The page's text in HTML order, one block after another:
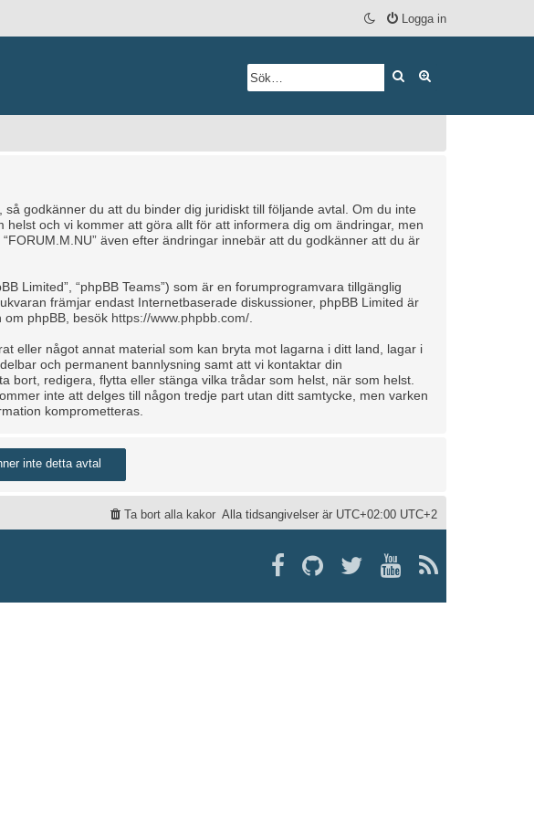
Logga in
Sök
så godkänner du att du binder dig juridiskt till följande avtal. Om du inte
och vi kommer att göra allt för att informera dig om ändringar, men
även efter ändringar innebär att du godkänner att du är
Limited”, “phpBB Teams”) som är en forumprogramvara tillgänglig
främjar endast Internetbaserade diskussioner, phpBB Limited är
om phpBB, besök https://www.phpbb.com/
eller något annat material som kan bryta mot lagarna i ditt land, lagar i
och permanent bannlysning samt att vi kontaktar din
bort, redigera, flytta eller stänga vilka trådar som helst, när som helst.
inte att delges till någon tredje part utan ditt samtycke, men varken
komprometteras.
Alla tidsangivelser är UTC+02:00 UTC+2
Ta bort alla kakor